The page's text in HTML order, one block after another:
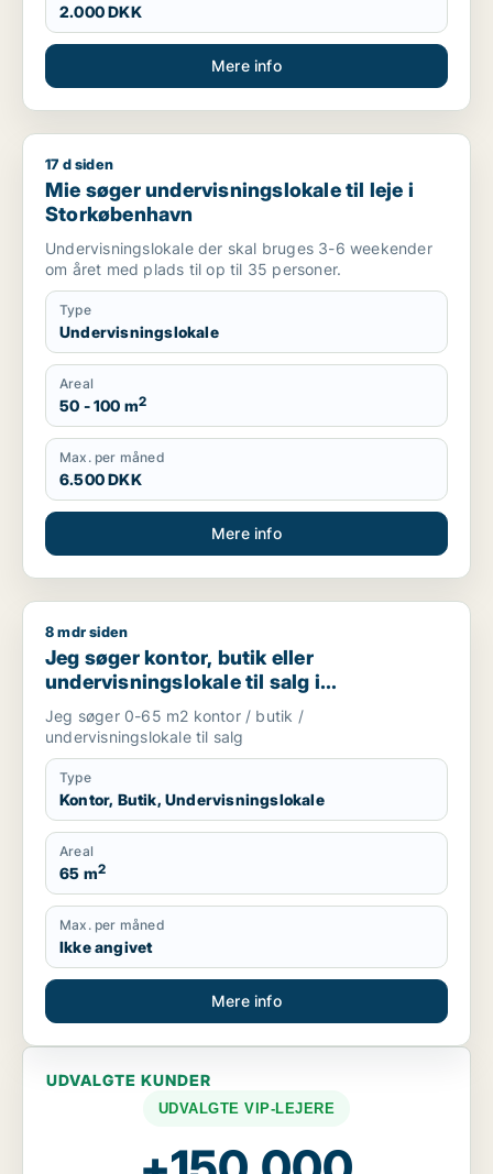
2.000 DKK
Mere info
Mie søger undervisningslokale til leje i Storkøbenhavn
17 d siden
Mie søger undervisningslokale til leje i
Storkøbenhavn
Undervisningslokale der skal bruges 3-6 weekender
om året med plads til op til 35 personer.
Type
Undervisningslokale
Areal
50 - 100 m2
Max. per måned
6.500 DKK
Mere info
Jeg søger kontor, butik eller undervisningslokale til salg i
8 mdr siden
Jeg søger kontor, butik eller
undervisningslokale til salg i
Storkøbenhavn, Nordsjælland eller Fyn
m.fl.
Jeg søger 0-65 m2 kontor / butik /
undervisningslokale til salg
Type
Kontor, Butik, Undervisningslokale
Areal
65 m2
Max. per måned
Ikke angivet
Mere info
UDVALGTE KUNDER
UDVALGTE VIP-LEJERE